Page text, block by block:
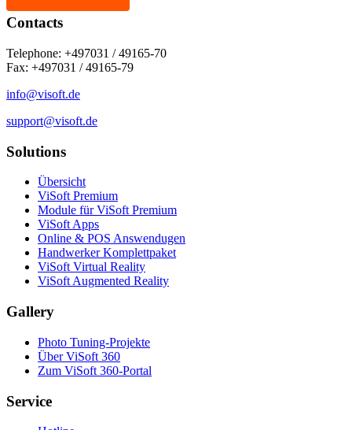
Contacts
Telephone: +497031 / 49165-70
Fax: +497031 / 49165-79
info@visoft.de
support@visoft.de
Solutions
Übersicht
ViSoft Premium
Module für ViSoft Premium
ViSoft Apps
Online & POS Answendugen
Handwerker Komplettpaket
ViSoft Virtual Reality
ViSoft Augmented Reality
Gallery
Photo Tuning-Projekte
Über ViSoft 360
Zum ViSoft 360-Portal
Service